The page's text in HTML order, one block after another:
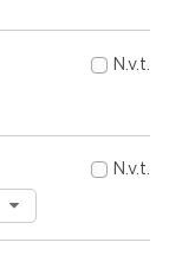
N.v.t.
N.v.t.